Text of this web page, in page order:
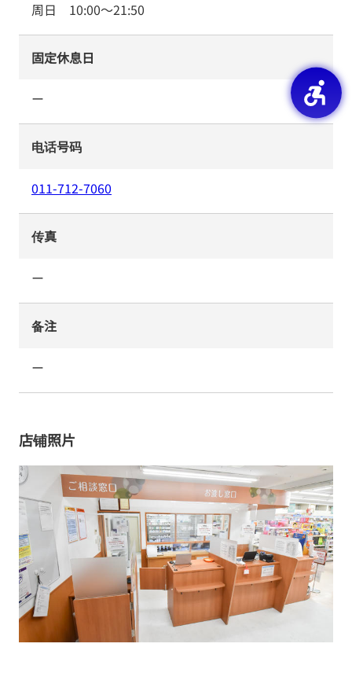
周日 10:00～21:50
固定休息日
ー
电话号码
011-712-7060
传真
ー
备注
ー
店铺照片